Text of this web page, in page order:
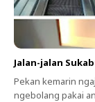
Jalan-jalan
Pekan kemarin
ngebolang pakai